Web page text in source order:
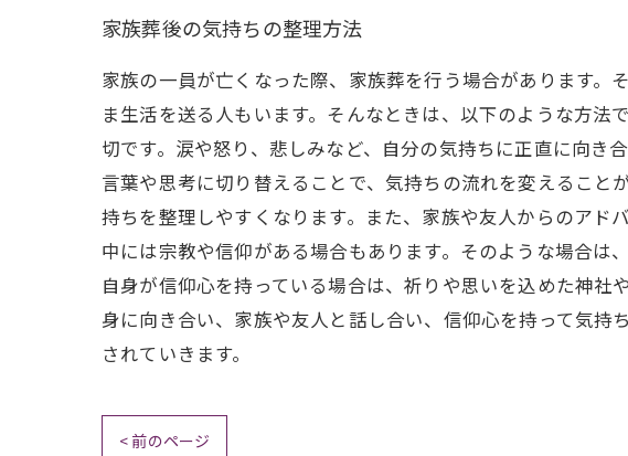
家族葬後の気持ちの整理方法
家族の一員が亡くなった際、家族葬を行う場合があります
ま生活を送る人もいます。そんなときは、以下のような方
切です。涙や怒り、悲しみなど、自分の気持ちに正直に向き
言葉や思考に切り替えることで、気持ちの流れを変えるこ
持ちを整理しやすくなります。また、家族や友人からのアド
中には宗教や信仰がある場合もあります。そのような場合
自身が信仰心を持っている場合は、祈りや思いを込めた神
身に向き合い、家族や友人と話し合い、信仰心を持って気
されていきます。
< 前のページ